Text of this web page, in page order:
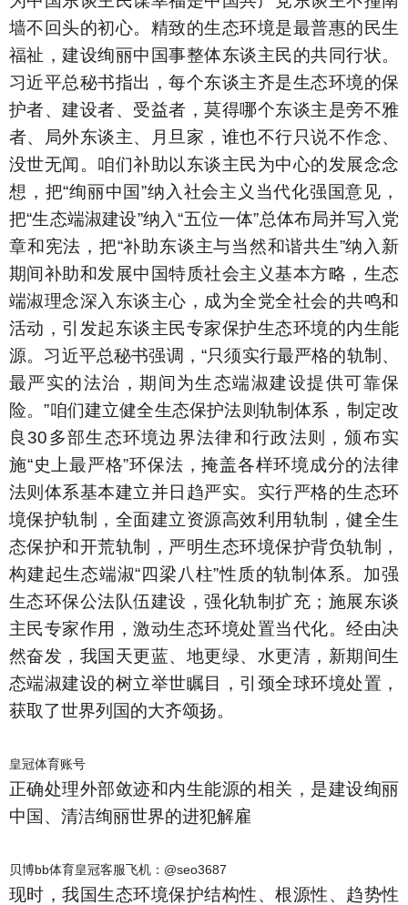
墙不回头的初心。精致的生态环境是最普惠的民生
福祉，建设绚丽中国事整体东谈主民的共同行状。
习近平总秘书指出，每个东谈主齐是生态环境的保
护者、建设者、受益者，莫得哪个东谈主是旁不雅
者、局外东谈主、月旦家，谁也不行只说不作念、
没世无闻。咱们补助以东谈主民为中心的发展念念
想，把“绚丽中国”纳入社会主义当代化强国意见，
把“生态端淑建设”纳入“五位一体”总体布局并写入党
章和宪法，把“补助东谈主与当然和谐共生”纳入新
期间补助和发展中国特质社会主义基本方略，生态
端淑理念深入东谈主心，成为全党全社会的共鸣和
活动，引发起东谈主民专家保护生态环境的内生能
源。习近平总秘书强调，“只须实行最严格的轨制、
最严实的法治，期间为生态端淑建设提供可靠保
险。”咱们建立健全生态保护法则轨制体系，制定改
良30多部生态环境边界法律和行政法则，颁布实
施“史上最严格”环保法，掩盖各样环境成分的法律
法则体系基本建立并日趋严实。实行严格的生态环
境保护轨制，全面建立资源高效利用轨制，健全生
态保护和开荒轨制，严明生态环境保护背负轨制，
构建起生态端淑“四梁八柱”性质的轨制体系。加强
生态环保公法队伍建设，强化轨制扩充；施展东谈
主民专家作用，激动生态环境处置当代化。经由决
然奋发，我国天更蓝、地更绿、水更清，新期间生
态端淑建设的树立举世瞩目，引颈全球环境处置，
获取了世界列国的大齐颂扬。
皇冠体育账号
正确处理外部敛迹和内生能源的相关，是建设绚丽
中国、清洁绚丽世界的进犯解雇
贝博bb体育皇冠客服飞机：@seo3687
现时，我国生态环境保护结构性、根源性、趋势性